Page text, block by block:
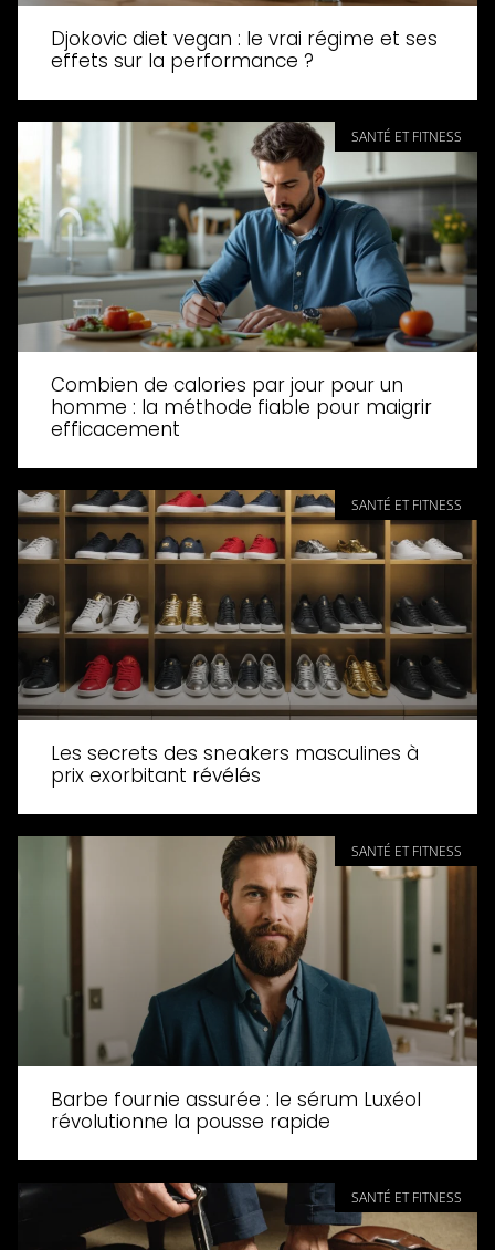
Djokovic diet vegan : le vrai régime et ses
effets sur la performance ?
SANTÉ ET FITNESS
Combien de calories par jour pour un
homme : la méthode fiable pour maigrir
efficacement
SANTÉ ET FITNESS
Les secrets des sneakers masculines à
prix exorbitant révélés
SANTÉ ET FITNESS
Barbe fournie assurée : le sérum Luxéol
révolutionne la pousse rapide
SANTÉ ET FITNESS